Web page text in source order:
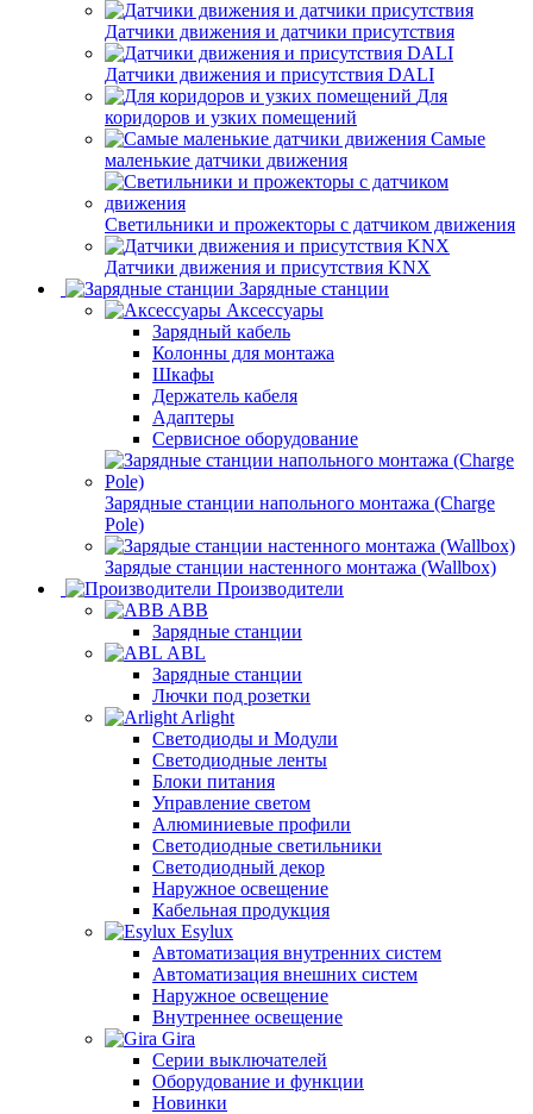
Датчики движения и датчики присутствия
Датчики движения и присутствия DALI
Для
коридоров и узких помещений
Самые
маленькие датчики движения
Светильники и прожекторы с датчиком движения
Датчики движения и присутствия KNX
Зарядные станции
Аксессуары
Зарядный кабель
Колонны для монтажа
Шкафы
Держатель кабеля
Адаптеры
Сервисное оборудование
Зарядные станции напольного монтажа (Charge
Pole)
Зарядые станции настенного монтажа (Wallbox)
Производители
ABB
Зарядные станции
ABL
Зарядные станции
Лючки под розетки
Arlight
Светодиоды и Модули
Светодиодные ленты
Блоки питания
Управление светом
Алюминиевые профили
Светодиодные светильники
Светодиодный декор
Наружное освещение
Кабельная продукция
Esylux
Автоматизация внутренних систем
Автоматизация внешних систем
Наружное освещение
Внутреннее освещение
Gira
Серии выключателей
Оборудование и функции
Новинки